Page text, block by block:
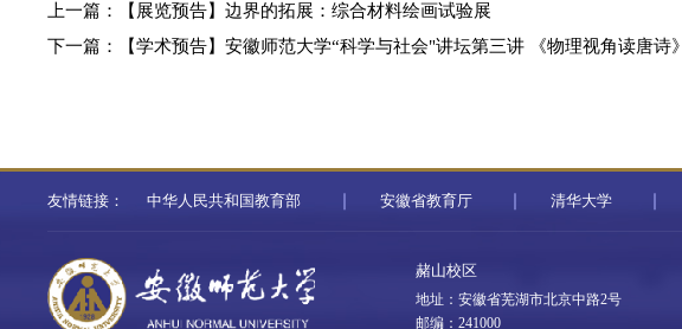
上一篇：
【展览预告】边界的拓展：综合材料绘画试验展
下一篇：
【学术预告】安徽师范大学“科学与社会"讲坛第三讲 《物理视角读唐诗》
友情链接： 中华人民共和国教育部 安徽省教育厅 清华大学
赭山校区
地址：安徽省芜湖市北京中路2号
邮编：241000